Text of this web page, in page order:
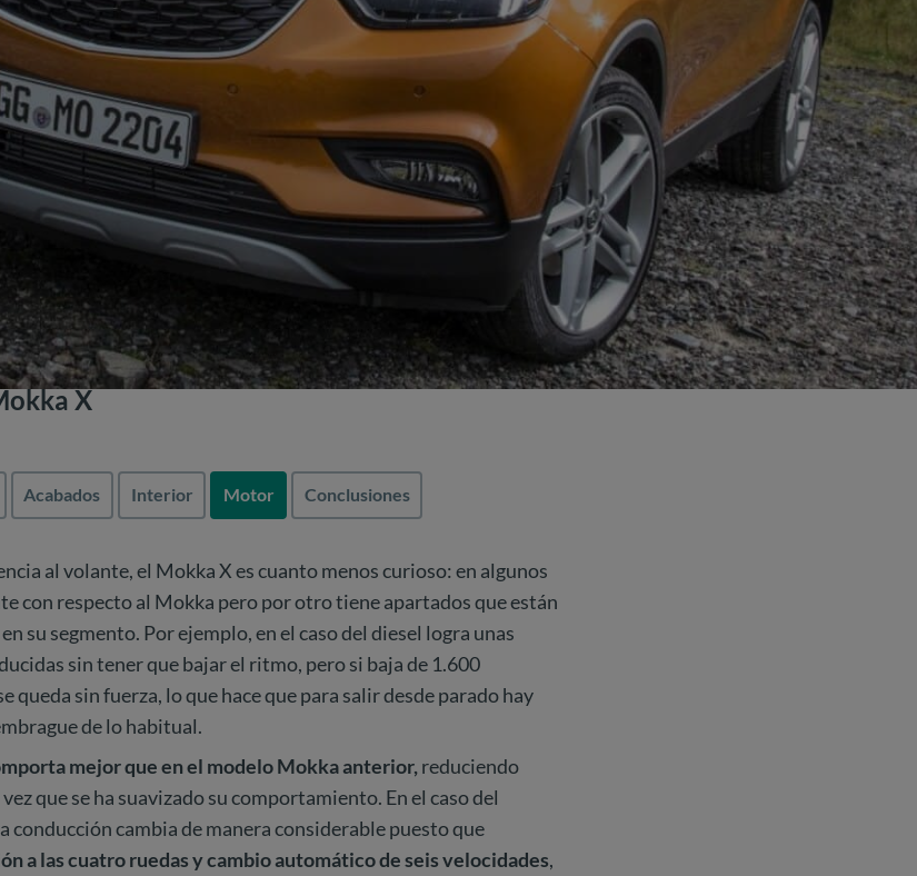
X
Acabados Interior Motor Conclusiones
al volante, el Mokka X es cuanto menos curioso: en algunos
con respecto al Mokka pero por otro tiene apartados que están
su segmento. Por ejemplo, en el caso del diesel logra unas
sin tener que bajar el ritmo, pero si baja de 1.600
queda sin fuerza, lo que hace que para salir desde parado hay
de lo habitual.
mejor que en el modelo Mokka anterior, reduciendo
que se ha suavizado su comportamiento. En el caso del
conducción cambia de manera considerable puesto que
a las cuatro ruedas y cambio automático de seis velocidades,